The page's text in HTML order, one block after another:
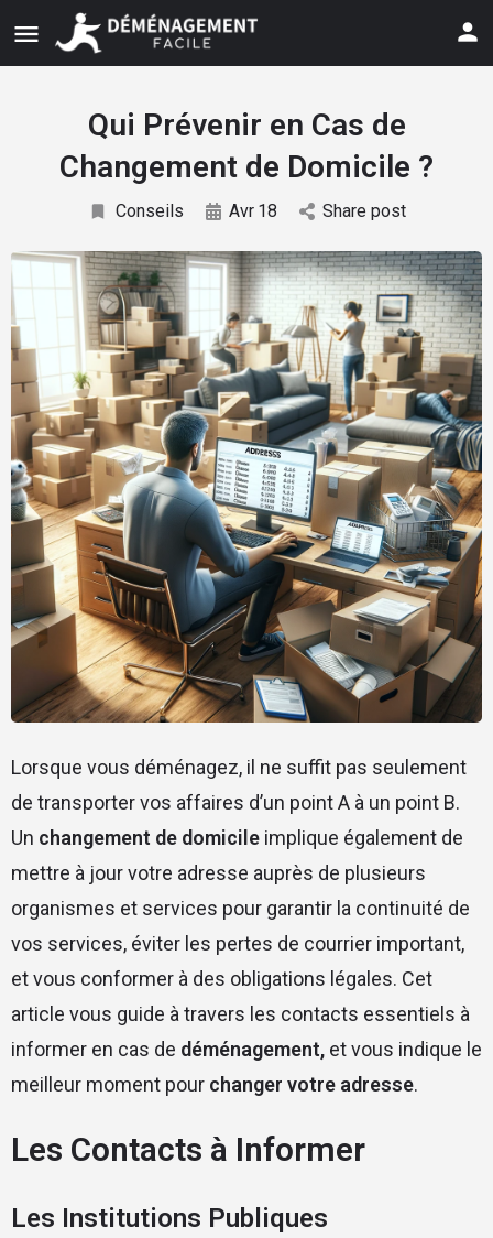
Qui Prévenir en Cas de
Changement de Domicile ?
Conseils Avr 18 Share post
Lorsque vous déménagez, il ne suffit pas seulement
de transporter vos affaires d’un point A à un point B.
Un changement de domicile implique également de
mettre à jour votre adresse auprès de plusieurs
organismes et services pour garantir la continuité de
vos services, éviter les pertes de courrier important,
et vous conformer à des obligations légales. Cet
article vous guide à travers les contacts essentiels à
informer en cas de déménagement, et vous indique le
meilleur moment pour changer votre adresse.
Les Contacts à Informer
Les Institutions Publiques